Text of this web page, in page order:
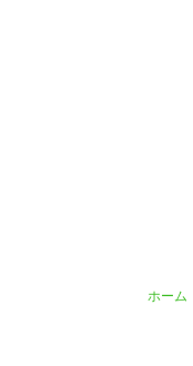
ホーム